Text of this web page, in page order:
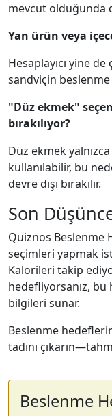
mevcut olduğunda
Yan ürün veya
Hesaplayıcı yine de
sandviçin
"Düz ekmek"
bırakılıyor?
Düz ekmek
kullanılabilir, bu
devre dışı bırakılır.
Son
Quiznos Beslenme
seçimleri yapmak
Kalorileri takip
hedefliyorsanız, bu
bilgileri sunar.
Beslenme
tadını
Beslenme